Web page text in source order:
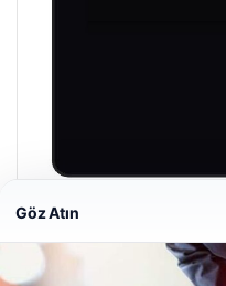
Prenses Night Club
29/04/2026
Göz Atın